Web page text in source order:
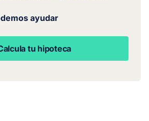
ayudar
tu hipoteca